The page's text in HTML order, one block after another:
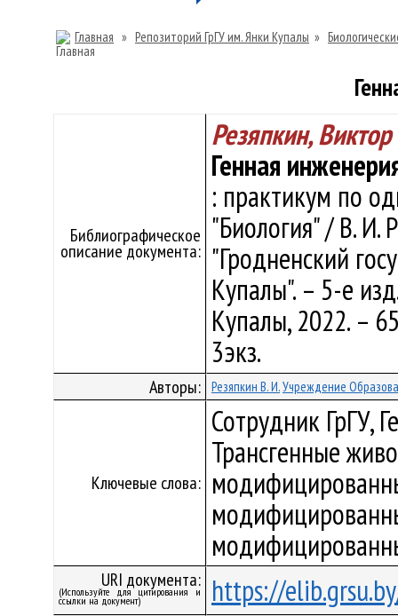
Главная » Репозиторий ГрГУ им. Янки Купалы »
Библиографическое
описание документа:
Резяпкин,
Генная
: практикум по
"Биология" / В. И.
"Гродненский
Купалы". – 5-е
Купалы, 2022. –
3экз.
Авторы: Резяпкин В. И.Учреждение
Ключевые слова:
Сотрудник ГрГУ,
Трансгенные
URI документа:
(Используйте для цитирования и
ссылки на документ) https://